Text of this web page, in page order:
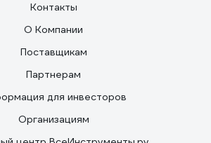
Контакты
О Компании
Поставщикам
Партнерам
для инвесторов
Организациям